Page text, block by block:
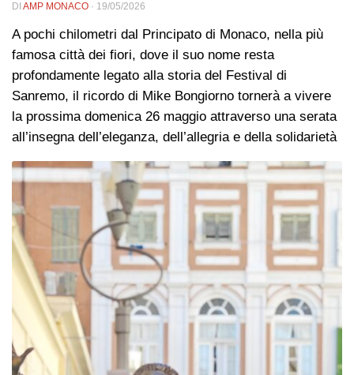
DI AMP MONACO · 19/05/2026
A pochi chilometri dal Principato di Monaco, nella più
famosa città dei fiori, dove il suo nome resta
profondamente legato alla storia del Festival di
Sanremo, il ricordo di Mike Bongiorno tornerà a vivere
la prossima domenica 26 maggio attraverso una serata
all’insegna dell’eleganza, dell’allegria e della solidarietà